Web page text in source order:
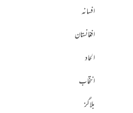
افسانہ
افغانستان
الحاد
انتخاب
بلاگز